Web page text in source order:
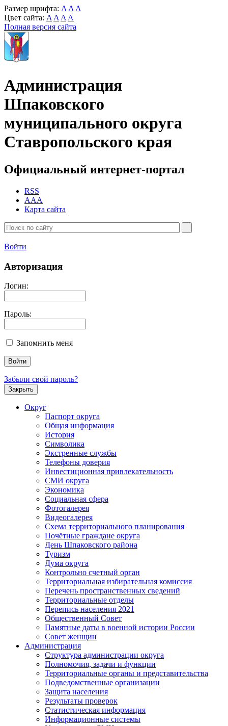
Размер шрифта: A A A
Цвет сайта: A A A A
Полная версия сайта
Администрация
Шпаковского
муниципального округа
Ставропольского края
Официальный интернет-портал
RSS
AAA
Карта сайта
Войти
Авторизация
Логин:
Пароль:
Запомнить меня
Забыли свой пароль?
Закрыть
Округ
Паспорт округа
Общая информация
История
Символика
Экстренные службы
Телефоны доверия
Инвестиционная привлекательность
СМИ округа
Экономика
Социальная сфера
Фотогалерея
Видеогалерея
Схема территориального планирования
Почётные граждане округа
День Шпаковского района
Туризм
Дума округа
Контрольно счетный орган
Территориальная избирательная комиссия
Перечень пространственных сведений
Территориальные отделы
Перепись населения 2021
Общественный Совет
Памятные даты в военной истории России
Совет женщин
Администрация
Структура администрации округа
Полномочия, задачи и функции
Территориальные органы и представительства
Подведомственные организации
Защита населения
Результаты проверок
Статистическая информация
Информационные системы